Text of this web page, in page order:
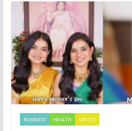
BUSINESS HEALTH LATEST